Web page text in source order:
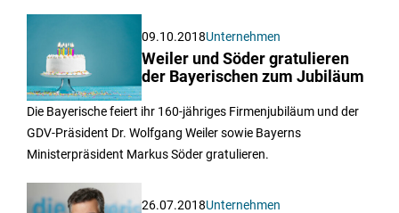
09.10.2018Unternehmen
Weiler und Söder gratulieren
der Bayerischen zum Jubiläum
Die Bayerische feiert ihr 160-jähriges Firmenjubiläum und der
GDV-Präsident Dr. Wolfgang Weiler sowie Bayerns
Ministerpräsident Markus Söder gratulieren.
26.07.2018Unternehmen